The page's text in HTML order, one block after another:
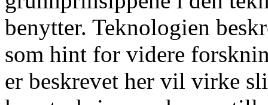
benytter. Teknologien
som hint for videre
er beskrevet her vil virke